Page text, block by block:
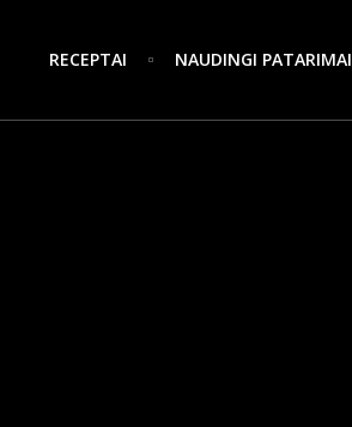
RECEPTAI NAUDINGI PATARIMAI